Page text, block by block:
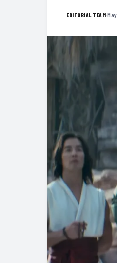
EDITORIAL TEAM·